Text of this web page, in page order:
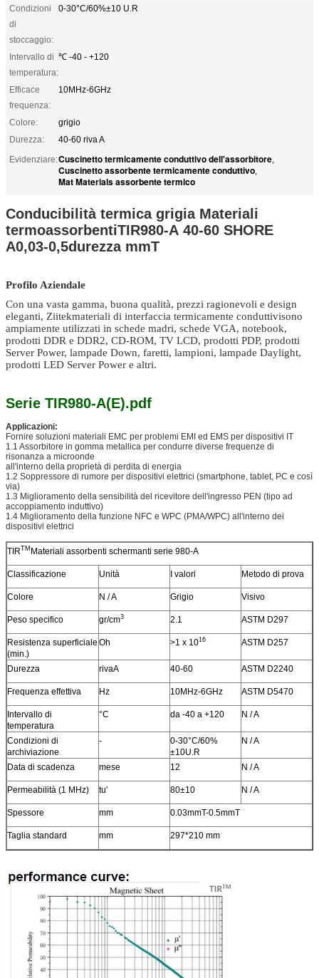
Condizioni
di
stoccaggio:
0-30°C/60%±10 U.R
Intervallo di
temperatura:
℃ -40 - +120
Efficace
frequenza:
10MHz-6GHz
Colore:
grigio
Durezza:
40-60 riva A
Evidenziare:Cuscinetto termicamente conduttivo dell'assorbitore,
Cuscinetto assorbente termicamente conduttivo,
Mat Materials assorbente termico
Conducibilità termica grigia Materiali
termoassorbentiTIR980-A 40-60 SHORE
A0,03-0,5durezza mmT
Profilo Aziendale
Con una vasta gamma, buona qualità, prezzi ragionevoli e design
eleganti, Ziitekmateriali di interfaccia termicamente conduttivisono
ampiamente utilizzati in schede madri, schede VGA, notebook,
prodotti DDR e DDR2, CD-ROM, TV LCD, prodotti PDP, prodotti
Server Power, lampade Down, faretti, lampioni, lampade Daylight,
prodotti LED Server Power e altri.
Serie TIR980-A(E).pdf
Applicazioni:
Fornire soluzioni materiali EMC per problemi EMI ed EMS per dispositivi IT
1.1 Assorbitore in gomma metallica per condurre diverse frequenze di
risonanza a microonde
all'interno della proprietà di perdita di energia
1.2 Soppressore di rumore per dispositivi elettrici (smartphone, tablet, PC e così
via)
1.3 Miglioramento della sensibilità del ricevitore dell'ingresso PEN (tipo ad
accoppiamento induttivo)
1.4 Miglioramento della funzione NFC e WPC (PMA/WPC) all'interno dei
dispositivi elettrici
TIRTM Materiali assorbenti schermanti serie 980-A
Classificazione Unità I valori Metodo di prova
Colore N / A Grigio Visivo
Peso specifico gr/cm3 2.1 ASTM D297
Resistenza superficiale
(min.)
Oh >1 x 1016 ASTM D257
Durezza rivaA 40-60 ASTM D2240
Frequenza effettiva Hz 10MHz-6GHz ASTM D5470
Intervallo di
temperatura
°C da -40 a +120 N / A
Condizioni di
archiviazione
-
0-30°C/60%
±10U.R
N / A
Data di scadenza mese 12 N / A
Permeabilità (1 MHz) tu' 80±10 N / A
Spessore mm 0.03mmT-0.5mmT
Taglia standard mm 297*210 mm